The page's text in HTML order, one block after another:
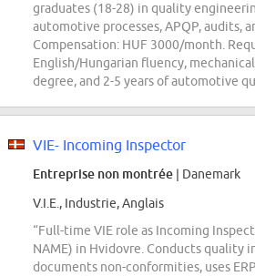
graduates (18-28) in quality
automotive processes, APQP, audits,
Compensation: HUF 3000/month.
English/Hungarian fluency,
degree, and 2-5 years of automotive
VIE- Incoming Inspector
Entreprise non montrée | Danemark
V.I.E., Industrie, Anglais
“Full-time VIE role as Incoming
NAME) in Hvidovre. Conducts quality
documents non-conformities, uses